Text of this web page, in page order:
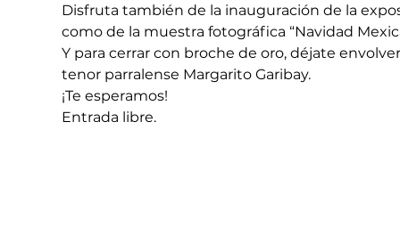
Disfruta también de la inauguración de la
como de la muestra fotográfica “Navidad
Y para cerrar con broche de oro, déjate
tenor parralense Margarito Garibay.
¡Te esperamos!
Entrada libre.